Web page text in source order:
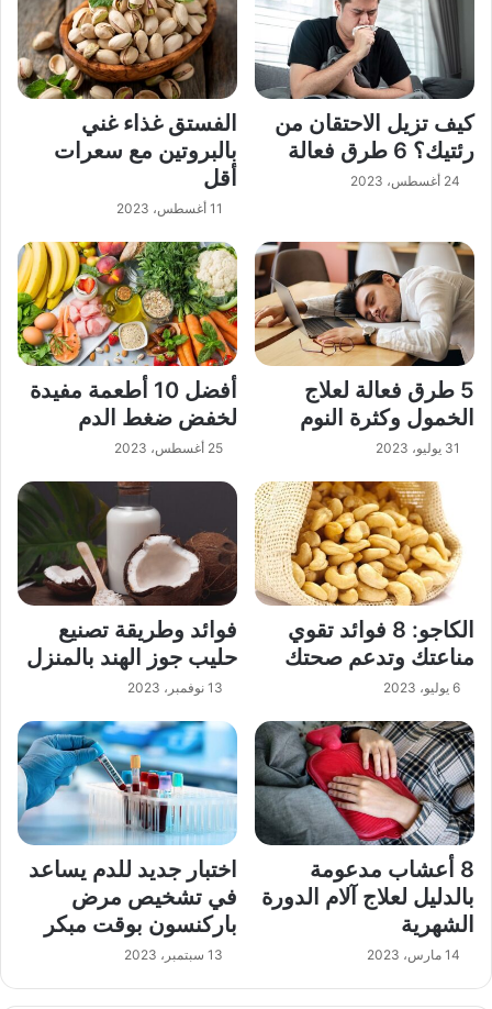
كيف تزيل الاحتقان من
رئتيك؟ 6 طرق فعالة
24 أغسطس، 2023
الفستق غذاء غني
بالبروتين مع سعرات
أقل
11 أغسطس، 2023
5 طرق فعالة لعلاج
الخمول وكثرة النوم
31 يوليو، 2023
أفضل 10 أطعمة مفيدة
لخفض ضغط الدم
25 أغسطس، 2023
الكاجو: 8 فوائد تقوي
مناعتك وتدعم صحتك
6 يوليو، 2023
فوائد وطريقة تصنيع
حليب جوز الهند بالمنزل
13 نوفمبر، 2023
8 أعشاب مدعومة
بالدليل لعلاج آلام الدورة
الشهرية
14 مارس، 2023
اختبار جديد للدم يساعد
في تشخيص مرض
باركنسون بوقت مبكر
13 سبتمبر، 2023